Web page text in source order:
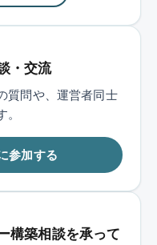
・交流
質問や、運営者同士
。
参加する
構築相談を承って